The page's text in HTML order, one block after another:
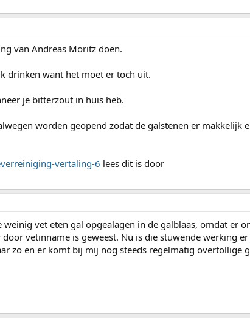
van Andreas Moritz doen.
drinken want het moet er toch uit.
je bitterzout in huis heb.
worden geopend zodat de galstenen er makkelijk
vertaling-6 lees dit is door
weinig vet eten gal opgealagen in de galblaas, omdat er
vetinname is geweest. Nu is die stuwende werking
zo en er komt bij mij nog steeds regelmatig overtollige